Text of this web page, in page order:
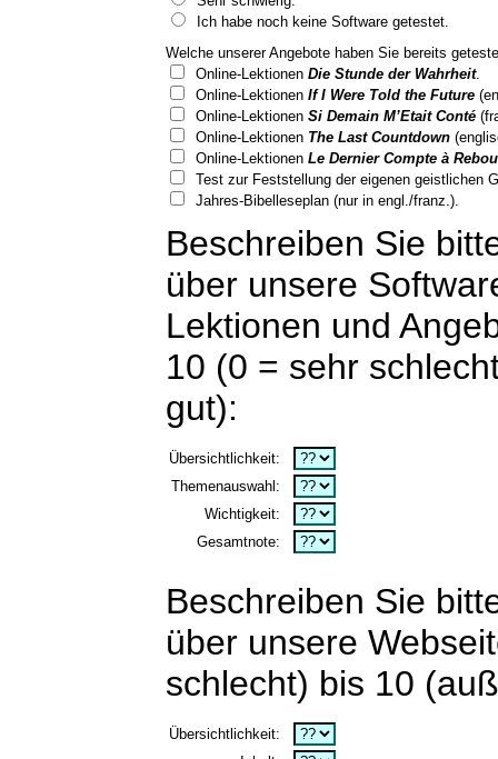
Ich habe noch keine Software getestet.
Welche unserer Angebote haben Sie bereits
Online-Lektionen Die Stunde der Wahrheit.
Online-Lektionen If I Were Told the Future
Online-Lektionen Si Demain M’Etait Conté
Online-Lektionen The Last Countdown
Online-Lektionen Le Dernier Compte à
Test zur Feststellung der eigenen geistlichen
Jahres-Bibelleseplan (nur in engl./franz.).
Beschreiben Sie
über unsere
Lektionen und
10 (0 = sehr
gut):
Übersichtlichkeit:
Themenauswahl:
Wichtigkeit:
Gesamtnote:
Beschreiben Sie
über unsere
schlecht) bis 10
Übersichtlichkeit: